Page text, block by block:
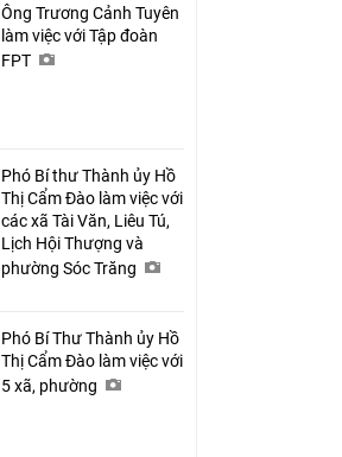
Ông Trương Cảnh Tuyên
làm việc với Tập đoàn
FPT
Phó Bí thư Thành ủy Hồ
Thị Cẩm Đào làm việc với
các xã Tài Văn, Liêu Tú,
Lịch Hội Thượng và
phường Sóc Trăng
Phó Bí Thư Thành ủy Hồ
Thị Cẩm Đào làm việc với
5 xã, phường